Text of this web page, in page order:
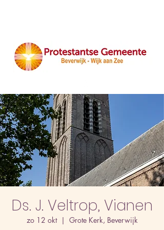
Ds. J. Veltrop, Vianen
zo 12 okt
  |
Grote Kerk, Beverwijk